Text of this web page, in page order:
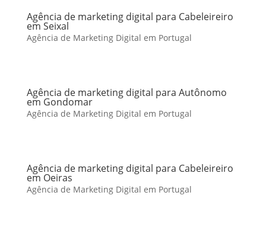
Agência de marketing digital para Cabeleireiro
em Seixal
Agência de Marketing Digital em Portugal
Agência de marketing digital para Autônomo
em Gondomar
Agência de Marketing Digital em Portugal
Agência de marketing digital para Cabeleireiro
em Oeiras
Agência de Marketing Digital em Portugal